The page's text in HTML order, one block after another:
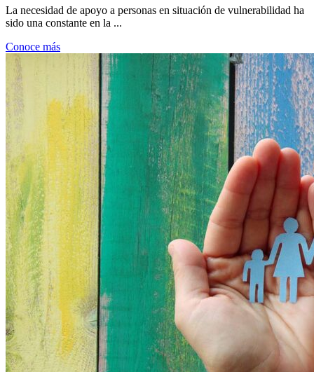
La necesidad de apoyo a personas en situación de vulnerabilidad ha
sido una constante en la ...
Conoce más